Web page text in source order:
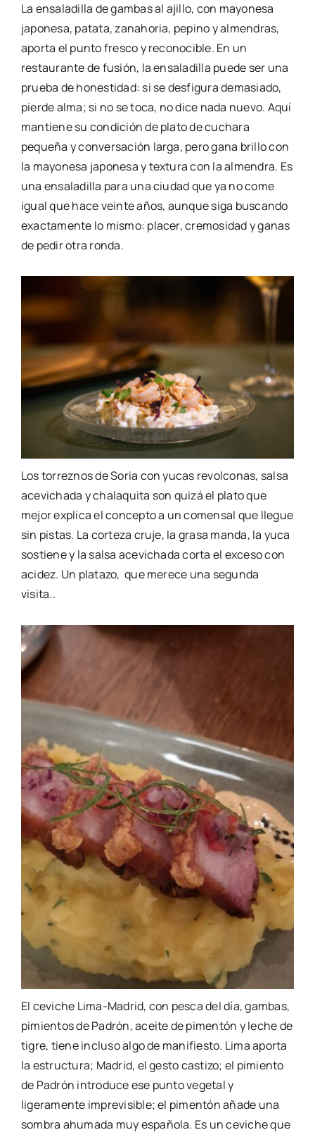
La ensaladilla de gambas al ajillo, con mayonesa
japonesa, patata, zanahoria, pepino y almendras,
aporta el punto fresco y reconocible. En un
restaurante de fusión, la ensaladilla puede ser una
prueba de honestidad: si se desfigura demasiado,
pierde alma; si no se toca, no dice nada nuevo. Aquí
mantiene su condición de plato de cuchara
pequeña y conversación larga, pero gana brillo con
la mayonesa japonesa y textura con la almendra. Es
una ensaladilla para una ciudad que ya no come
igual que hace veinte años, aunque siga buscando
exactamente lo mismo: placer, cremosidad y ganas
de pedir otra ronda.
Los torreznos de Soria con yucas revolconas, salsa
acevichada y chalaquita son quizá el plato que
mejor explica el concepto a un comensal que llegue
sin pistas. La corteza cruje, la grasa manda, la yuca
sostiene y la salsa acevichada corta el exceso con
acidez. Un platazo, que merece una segunda
visita..
El ceviche Lima-Madrid, con pesca del día, gambas,
pimientos de Padrón, aceite de pimentón y leche de
tigre, tiene incluso algo de manifiesto. Lima aporta
la estructura; Madrid, el gesto castizo; el pimiento
de Padrón introduce ese punto vegetal y
ligeramente imprevisible; el pimentón añade una
sombra ahumada muy española. Es un ceviche que